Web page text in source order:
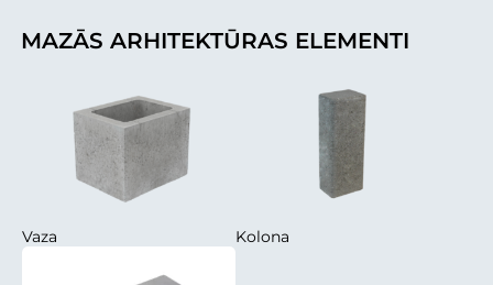
MAZĀS ARHITEKTŪRAS ELEMENTI
Vaza Kolona